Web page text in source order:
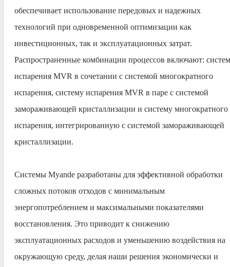
обеспечивает использование передовых и надежных
технологий при одновременной оптимизации как
инвестиционных, так и эксплуатационных затрат.
Распространенные комбинации процессов включают:
испарения MVR в сочетании с системой многократного
испарения, систему испарения MVR в паре с системой
замораживающей кристаллизации и систему многократного
испарения, интегрированную с системой замораживающей
кристаллизации.
Системы Myande разработаны для эффективной обработки
сложных потоков отходов с минимальным
энергопотреблением и максимальными показателями
восстановления. Это приводит к снижению
эксплуатационных расходов и уменьшению воздействия на
окружающую среду, делая наши решения экономически и